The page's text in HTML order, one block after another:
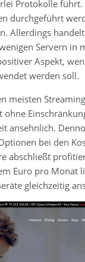
Protokolle
durchgeführt
Allerdings
Servern in
Aspekt,
werden soll.
meisten
ohne
ansehnlich.
bei den
abschließt
Euro pro Monat
gleichzeitig